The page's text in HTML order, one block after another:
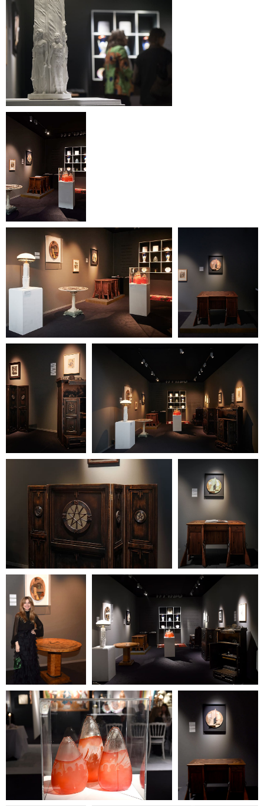
Политика
конфиденциальности
© ООО «Heritage Art
Interiors», 2024. Все права
защищены
+7 / 495 / 625-02-28
127 051, Россия, Москва,
Петровка, 20/1, подъезд №
2, этаж 4 (вход со стороны
переулка Петровские
Время работы:
12:00 — 20:00
(понедельник —
воскресенье)
Галерея не работает в дни
государственных
праздников.
Стоимость билета — 350
рублей.
Для пенсионеров и лиц с
ограниченными
возможностями вход
свободный.
gallery@heritage-gallery.ru
instagram: heritagegallerymoscow
telegram: Heritage Gallery
Разработка сайта